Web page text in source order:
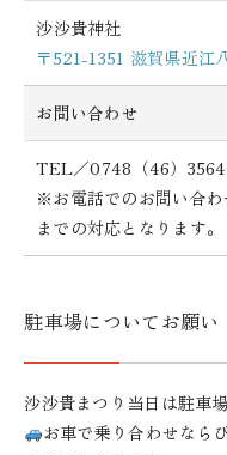
沙沙貴神社
〒521-1351 滋賀県近江
お問い合わせ
TEL／0748（46）3564
※お電話でのお問い合
までの対応となります。
駐車場についてお願い
沙沙貴まつり当日は駐車
お車で乗り合わせならび